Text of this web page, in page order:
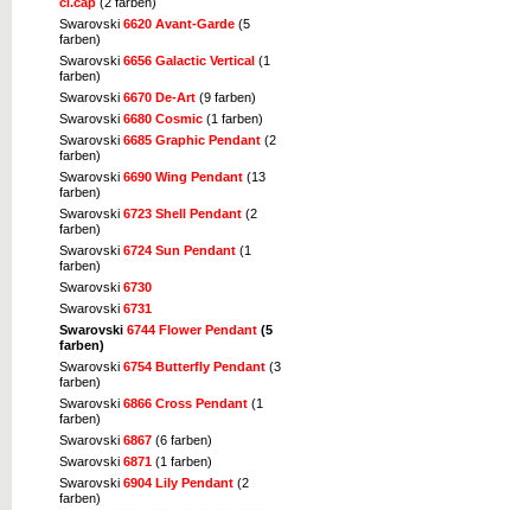
Swarovski 6620 Avant-Garde (5
farben)
Swarovski 6656 Galactic Vertical (1
farben)
Swarovski 6670 De-Art (9 farben)
Swarovski 6680 Cosmic (1 farben)
Swarovski 6685 Graphic Pendant (2
farben)
Swarovski 6690 Wing Pendant (13
farben)
Swarovski 6723 Shell Pendant (2
farben)
Swarovski 6724 Sun Pendant (1
farben)
Swarovski 6730
Swarovski 6731
Swarovski 6744 Flower Pendant (5
farben)
Swarovski 6754 Butterfly Pendant (3
farben)
Swarovski 6866 Cross Pendant (1
farben)
Swarovski 6867 (6 farben)
Swarovski 6871 (1 farben)
Swarovski 6904 Lily Pendant (2
farben)